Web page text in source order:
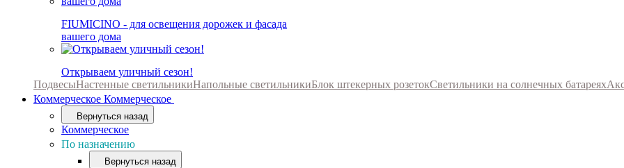
FIUMICINO - для освещения дорожек и фасада
вашего дома
Открываем уличный сезон!
ПодвесыНастенные светильникиНапольные светильникиБлок штекерных розетокСветильники на солнечных батареях
Коммерческое Коммерческое
Вернуться назад
Коммерческое
По назначению
Вернуться назад